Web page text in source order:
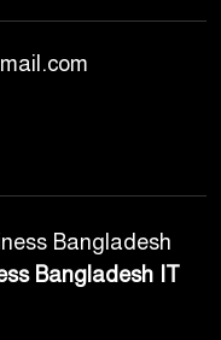
Bangladesh
Bangladesh IT